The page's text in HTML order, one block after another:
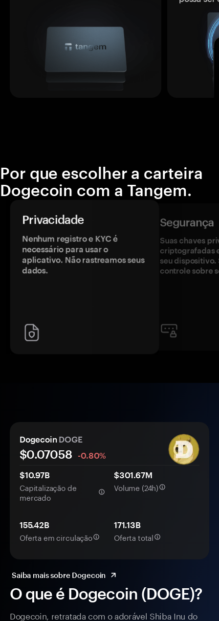
Por que escolher a carteira
Dogecoin com a Tangem.
Privacidade
Nenhum registro e KYC é
necessário para usar o
aplicativo. Não rastreamos seus
dados.
Segurança
Suas chaves
criptografadas
seu dispositivo.
controle sobre
O que é Dogecoin (DOGE)?
Dogecoin, retratada com o adorável Shiba Inu do
Dogecoin DOGE
$0.07058
-0.80%
$10.97B
Capitalização de
mercado
$301.67M
Volume (24h)
155.42B
Oferta em circulação
171.13B
Oferta total
Saiba mais sobre Dogecoin